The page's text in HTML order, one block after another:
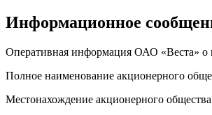
Информационное
Оперативная информация ОАО «Веста» о
Полное наименование акционерного
Местонахождение акционерного